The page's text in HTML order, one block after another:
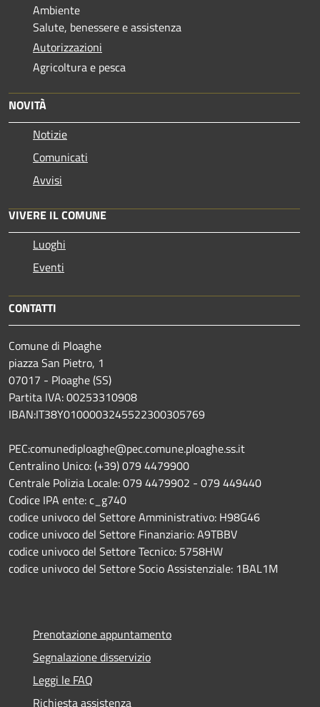
Ambiente
Salute, benessere e assistenza
Autorizzazioni
Agricoltura e pesca
NOVITÀ
Notizie
Comunicati
Avvisi
VIVERE IL COMUNE
Luoghi
Eventi
CONTATTI
Comune di Ploaghe
piazza San Pietro, 1
07017 - Ploaghe (SS)
Partita IVA: 00253310908
IBAN:IT38Y0100003245522300305769
PEC:comunediploaghe@pec.comune.ploaghe.ss.it
Centralino Unico: (+39) 079 4479900
Centrale Polizia Locale: 079 4479902 - 079 449440
Codice IPA ente: c_g740
codice univoco del Settore Amministrativo: H98G46
codice univoco del Settore Finanziario: A9TBBV
codice univoco del Settore Tecnico: 5758HW
codice univoco del Settore Socio Assistenziale: 1BAL1M
Prenotazione appuntamento
Segnalazione disservizio
Leggi le FAQ
Richiesta assistenza